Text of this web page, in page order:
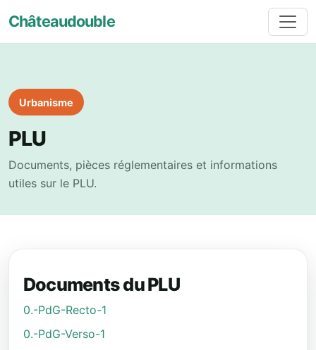
Châteaudouble
Urbanisme
PLU
Documents, pièces réglementaires et informations
utiles sur le PLU.
Documents du PLU
0.-PdG-Recto-1
0.-PdG-Verso-1